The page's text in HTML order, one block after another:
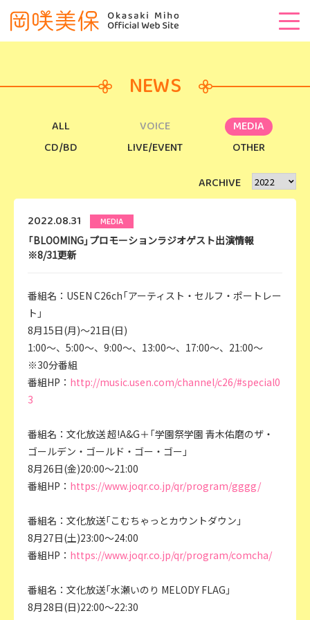
NEWS
ALL VOICE
MEDIA
CD/BD
LIVE/EVENT OTHER
ARCHIVE
2022.08.31 MEDIA
「BLOOMING」プロモーションラジオゲスト出演情報
※8/31更新
番組名：USEN C26ch「アーティスト・セルフ・ポートレー
ト」
8月15日(月)～21日(日)
1:00～、5:00～、9:00～、13:00～、17:00～、21:00～
※30分番組
番組HP： http://music.usen.com/channel/c26/#special0
3
番組名：文化放送 超!A&G＋「学園祭学園 青木佑磨のザ・
ゴールデン・ゴールド・ゴー・ゴー」
8月26日(金)20:00～21:00
番組HP： https://www.joqr.co.jp/qr/program/gggg/
番組名：文化放送「こむちゃっとカウントダウン」
8月27日(土)23:00～24:00
番組HP： https://www.joqr.co.jp/qr/program/comcha/
番組名：文化放送「水瀬いのり MELODY FLAG」
8月28日(日)22:00～22:30